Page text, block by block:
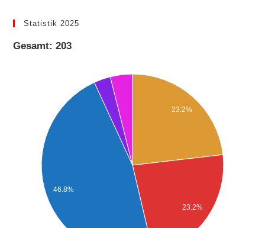
Statistik 2025
Gesamt: 203
23.2%
23.2%
46.8%